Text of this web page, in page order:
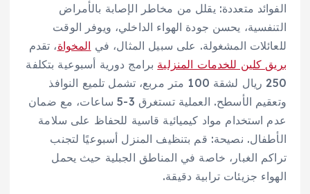
الفوائد متعددة: يقلل من مخاطر الإصابة بالأمراض
التنفسية، يحسن جودة الهواء الداخلي، ويوفر الوقت
للعائلات المشغولة. على سبيل المثال، في المخواة، تقدم
بريق كلين للخدمات المنزلية برامج دورية أسبوعية بتكلفة
250 ريال لشقة 100 متر مربع، تشمل تلميع النوافذ
وتعقيم الأسطح. العملية تستغرق 3-5 ساعات، مع ضمان
عدم استخدام مواد كيميائية قاسية للحفاظ على سلامة
الأطفال. نصيحة: قم بتنظيف المنزل أسبوعيًا لتجنب
تراكم الغبار، خاصة في المناطق الجبلية حيث يحمل
الهواء جزيئات ترابية دقيقة.